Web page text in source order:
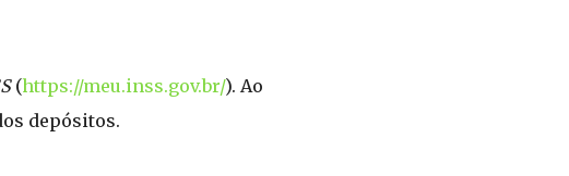
(https://meu.inss.gov.br/). Ao
depósitos.